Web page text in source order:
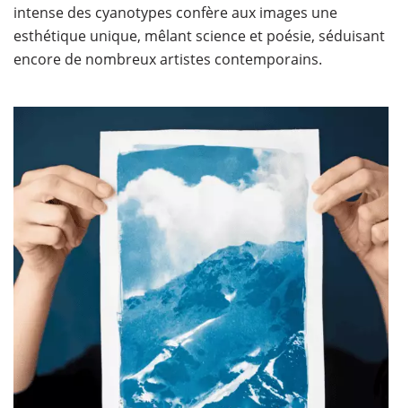
intense des cyanotypes confère aux images une
esthétique unique, mêlant science et poésie, séduisant
encore de nombreux artistes contemporains.